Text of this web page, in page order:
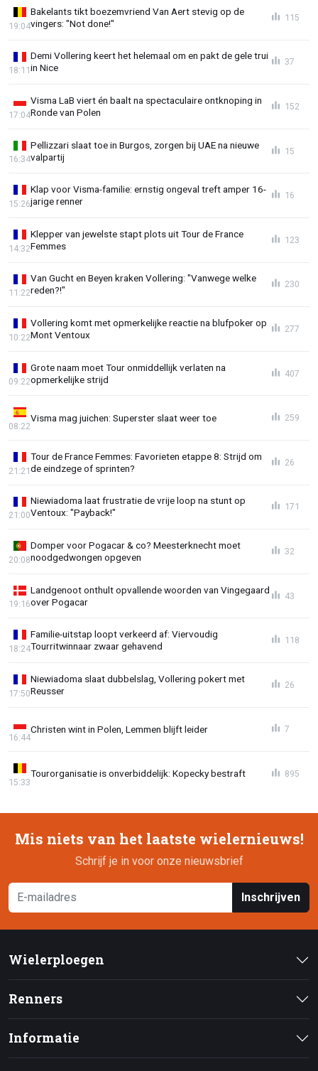
Bakelants tikt boezemvriend Van Aert stevig op de
vingers: "Not done!"
19:04
115
Demi Vollering keert het helemaal om en pakt de gele trui
in Nice
18:11
37
Visma LaB viert én baalt na spectaculaire ontknoping in
Ronde van Polen
17:04
152
Pellizzari slaat toe in Burgos, zorgen bij UAE na nieuwe
valpartij
16:34
15
Klap voor Visma-familie: ernstig ongeval treft amper 16-
jarige renner
15:26
16
Klepper van jewelste stapt plots uit Tour de France
Femmes
14:32
123
Van Gucht en Beyen kraken Vollering: "Vanwege welke
reden?!"
11:22
230
Vollering komt met opmerkelijke reactie na blufpoker op
Mont Ventoux
10:22
277
Grote naam moet Tour onmiddellijk verlaten na
opmerkelijke strijd
09:22
407
Visma mag juichen: Superster slaat weer toe
08:22
259
Tour de France Femmes: Favorieten etappe 8: Strijd om
de eindzege of sprinten?
21:21
26
Niewiadoma laat frustratie de vrije loop na stunt op
Ventoux: "Payback!"
21:00
171
Domper voor Pogacar & co? Meesterknecht moet
noodgedwongen opgeven
20:08
32
Landgenoot onthult opvallende woorden van Vingegaard
over Pogacar
19:16
43
Familie-uitstap loopt verkeerd af: Viervoudig
Tourritwinnaar zwaar gehavend
18:24
118
Niewiadoma slaat dubbelslag, Vollering pokert met
Reusser
17:50
26
Christen wint in Polen, Lemmen blijft leider
16:44
7
Tourorganisatie is onverbiddelijk: Kopecky bestraft
15:33
895
Mis niets van het laatste wielernieuws!
Schrijf je in voor onze nieuwsbrief
Inschrijven
Wielerploegen
Renners
Informatie